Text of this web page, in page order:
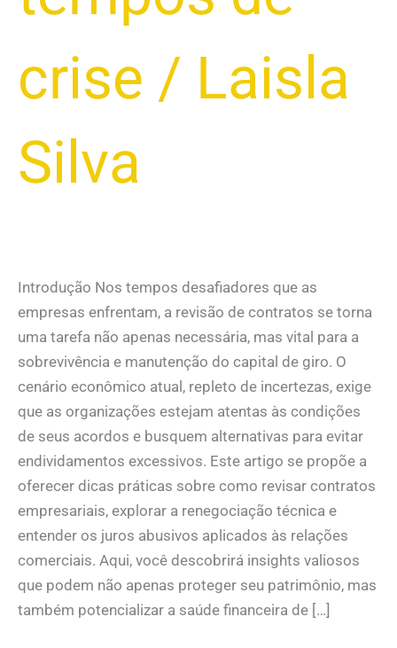
crise / Laisla
Silva
Introdução Nos tempos desafiadores que as
empresas enfrentam, a revisão de contratos se torna
uma tarefa não apenas necessária, mas vital para a
sobrevivência e manutenção do capital de giro. O
cenário econômico atual, repleto de incertezas, exige
que as organizações estejam atentas às condições
de seus acordos e busquem alternativas para evitar
endividamentos excessivos. Este artigo se propõe a
oferecer dicas práticas sobre como revisar contratos
empresariais, explorar a renegociação técnica e
entender os juros abusivos aplicados às relações
comerciais. Aqui, você descobrirá insights valiosos
que podem não apenas proteger seu patrimônio, mas
também potencializar a saúde financeira de […]